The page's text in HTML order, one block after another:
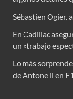
Sébastien Ogier,
En Cadillac
un «trabajo
Lo más
de Antonelli en F1